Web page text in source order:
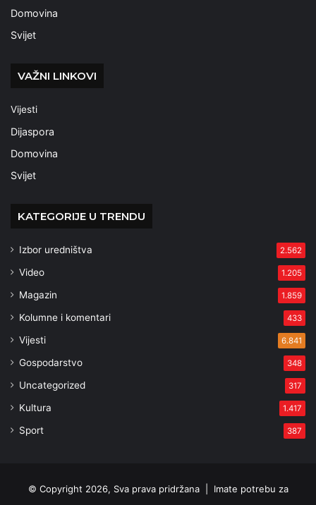
Domovina
Svijet
VAŽNI LINKOVI
Vijesti
Dijaspora
Domovina
Svijet
KATEGORIJE U TRENDU
Izbor uredništva 2.562
Video 1.205
Magazin 1.859
Kolumne i komentari 433
Vijesti 6.841
Gospodarstvo 348
Uncategorized 317
Kultura 1.417
Sport 387
© Copyright 2026, Sva prava pridržana | Imate potrebu za